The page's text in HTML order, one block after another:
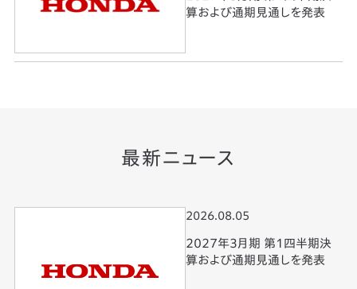
算および通期見通しを発表
最新ニュース
2026.08.05
2027年3月期 第1四半期決
算および通期見通しを発表